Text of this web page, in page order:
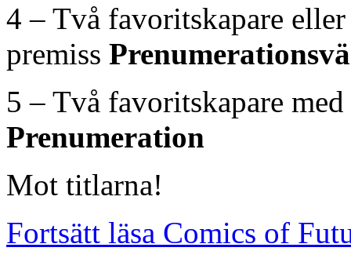
4 – Två favoritskapare
premiss
5 – Två favoritskapare
Prenumeration
Mot titlarna!
Fortsätt läsa Comics of